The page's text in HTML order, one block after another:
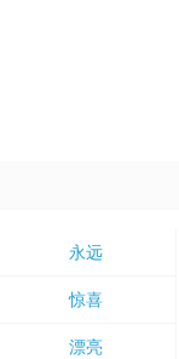
永远
惊喜
漂亮